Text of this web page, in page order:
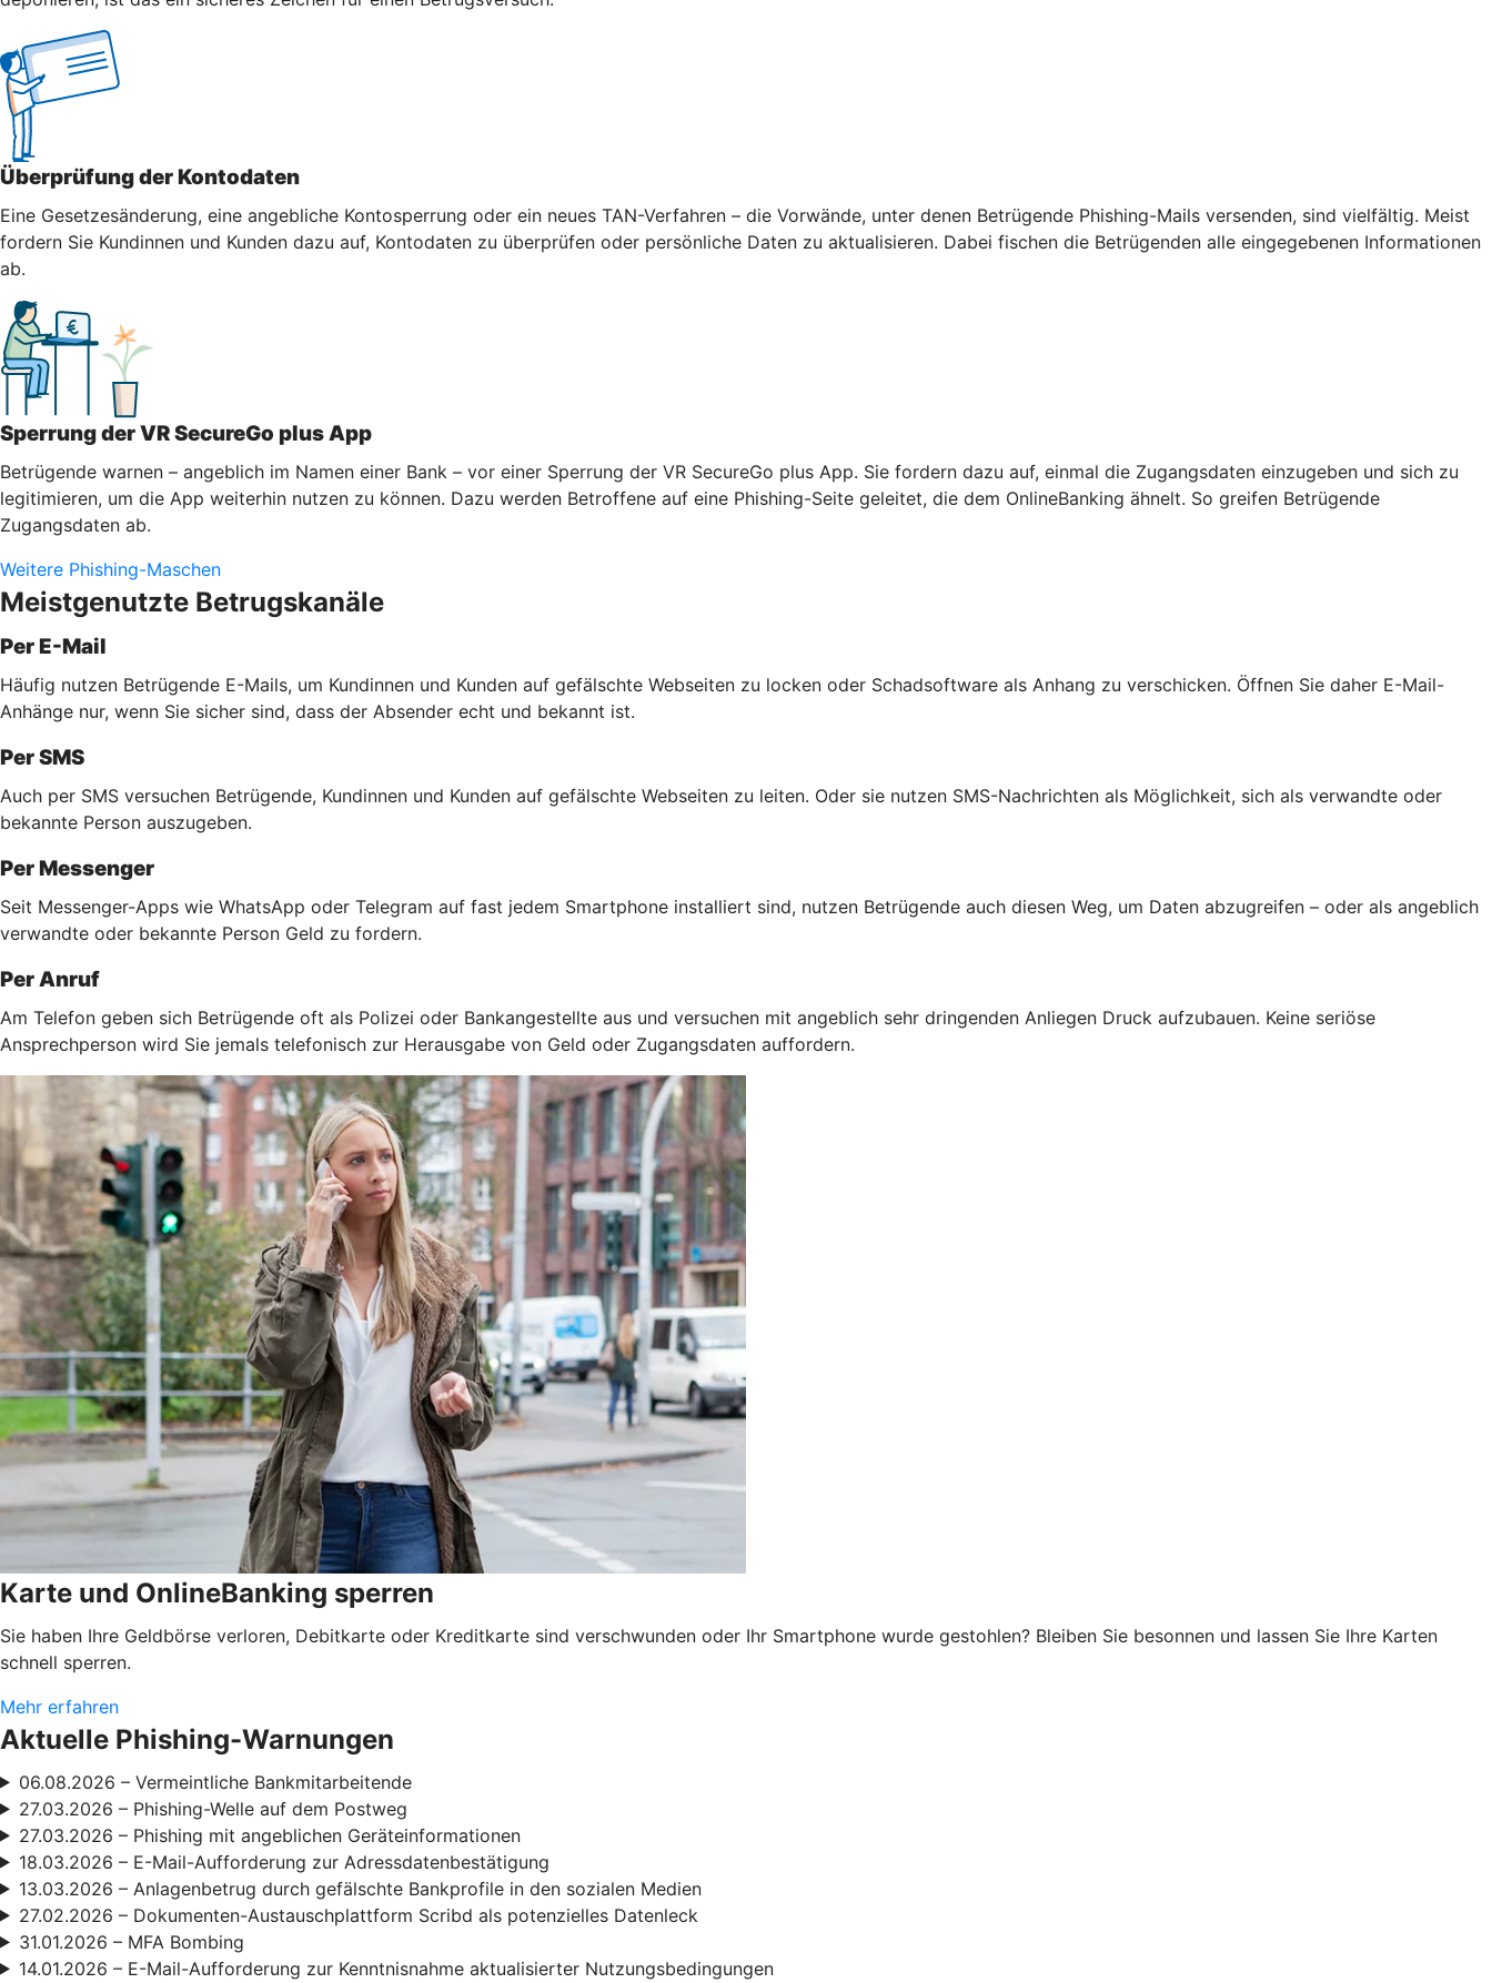
Überprüfung der Kontodaten
Eine Gesetzesänderung, eine angebliche Kontosperrung oder ein neues TAN-Verfahren – die Vorwände, unter denen Betrügende Phishing-Mails versenden, sind vielfältig. Meist
fordern Sie Kundinnen und Kunden dazu auf, Kontodaten zu überprüfen oder persönliche Daten zu aktualisieren. Dabei fischen die Betrügenden alle eingegebenen Informationen
ab.
Sperrung der VR SecureGo plus App
Betrügende warnen – angeblich im Namen einer Bank – vor einer Sperrung der VR SecureGo plus App. Sie fordern dazu auf, einmal die Zugangsdaten einzugeben und sich zu
legitimieren, um die App weiterhin nutzen zu können. Dazu werden Betroffene auf eine Phishing-Seite geleitet, die dem OnlineBanking ähnelt. So greifen Betrügende
Zugangsdaten ab.
Weitere Phishing-Maschen
Meistgenutzte Betrugskanäle
Per E-Mail
Häufig nutzen Betrügende E-Mails, um Kundinnen und Kunden auf gefälschte Webseiten zu locken oder Schadsoftware als Anhang zu verschicken. Öffnen Sie daher E-Mail-
Anhänge nur, wenn Sie sicher sind, dass der Absender echt und bekannt ist.
Per SMS
Auch per SMS versuchen Betrügende, Kundinnen und Kunden auf gefälschte Webseiten zu leiten. Oder sie nutzen SMS-Nachrichten als Möglichkeit, sich als verwandte oder
bekannte Person auszugeben.
Per Messenger
Seit Messenger-Apps wie WhatsApp oder Telegram auf fast jedem Smartphone installiert sind, nutzen Betrügende auch diesen Weg, um Daten abzugreifen – oder als angeblich
verwandte oder bekannte Person Geld zu fordern.
Per Anruf
Am Telefon geben sich Betrügende oft als Polizei oder Bankangestellte aus und versuchen mit angeblich sehr dringenden Anliegen Druck aufzubauen. Keine seriöse
Ansprechperson wird Sie jemals telefonisch zur Herausgabe von Geld oder Zugangsdaten auffordern.
Karte und OnlineBanking sperren
Sie haben Ihre Geldbörse verloren, Debitkarte oder Kreditkarte sind verschwunden oder Ihr Smartphone wurde gestohlen? Bleiben Sie besonnen und lassen Sie Ihre Karten
schnell sperren.
Mehr erfahren
Aktuelle Phishing-Warnungen
06.08.2026 – Vermeintliche Bankmitarbeitende
27.03.2026 – Phishing-Welle auf dem Postweg
27.03.2026 – Phishing mit angeblichen Geräteinformationen
18.03.2026 – E-Mail-Aufforderung zur Adressdatenbestätigung
13.03.2026 – Anlagenbetrug durch gefälschte Bankprofile in den sozialen Medien
27.02.2026 – Dokumenten-Austauschplattform Scribd als potenzielles Datenleck
31.01.2026 – MFA Bombing
14.01.2026 – E-Mail-Aufforderung zur Kenntnisnahme aktualisierter Nutzungsbedingungen